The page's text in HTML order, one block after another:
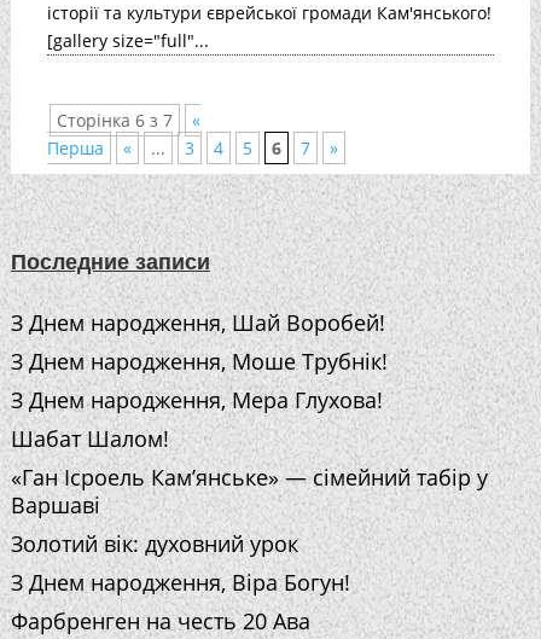
історії та культури єврейської громади Кам'янського!
[gallery size="full"...
Сторінка 6 з 7
«
Перша
« ... 3 4 5 6 7 »
Последние записи
З Днем народження, Шай Воробей!
З Днем народження, Моше Трубнік!
З Днем народження, Мера Глухова!
Шабат Шалом!
«Ган Ісроель Кам’янське» — сімейний табір у
Варшаві
Золотий вік: духовний урок
З Днем народження, Віра Богун!
Фарбренген на честь 20 Ава